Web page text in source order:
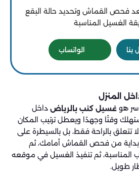
فحص القماش وتحديد حالة البقع
الغسيل المناسبة
بنا الواتساب
المنزل
هو غسيل كنب بالرياض داخل
وقتًا وجهدًا ويعطل ترتيب المكان
لا تتعلق بالراحة فقط، بل بالسيطرة على
بداية من فحص القماش أمامك، ثم
المناسبة، ثم تنفيذ الغسيل في موقعه
طويل.